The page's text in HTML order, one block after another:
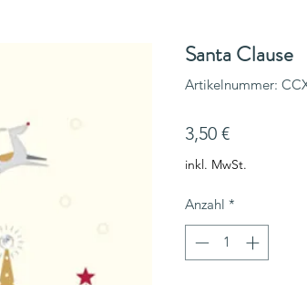
Santa Clause
Artikelnummer:
3,50 €Preis
inkl. MwSt.
Anzahl *